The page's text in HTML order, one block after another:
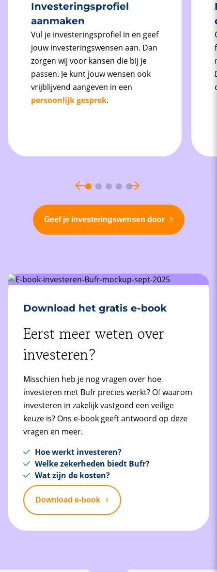
Investeringsprofiel
aanmaken
Vul je investeringsprofiel in en geef
jouw investeringswensen aan. Dan
zorgen wij voor kansen die bij je
passen. Je kunt jouw wensen ook
vrijblijvend aangeven in een
persoonlijk gesprek.
Geef je investeringswensen door
Download het gratis e-book
Eerst meer weten over
investeren?
Misschien heb je nog vragen over hoe
investeren met Bufr precies werkt? Of waarom
investeren in zakelijk vastgoed een veilige
keuze is? Ons e-book geeft antwoord op deze
vragen en meer.
Hoe werkt investeren?
Welke zekerheden biedt Bufr?
Wat zijn de kosten?
Download e-book